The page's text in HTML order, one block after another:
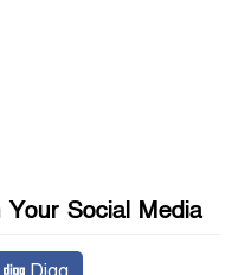
Social Media